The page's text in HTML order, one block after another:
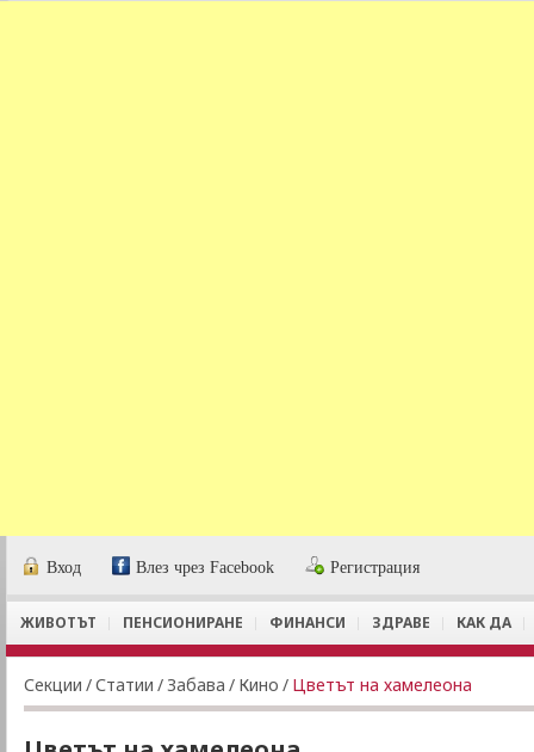
Вход Влез чрез Facebook Регистрация
ЖИВОТЪТ ПЕНСИОНИРАНЕ ФИНАНСИ ЗДРАВЕ КАК ДА
Секции /Статии / Забава / Кино / Цветът на хамелеона